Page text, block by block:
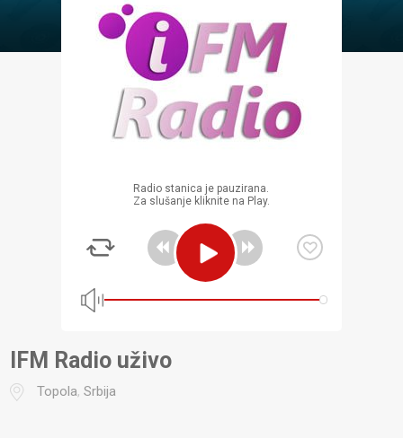
Radio stanica je pauzirana.
Za slušanje kliknite na Play.
iFM Radio uživo
Topola,Srbija